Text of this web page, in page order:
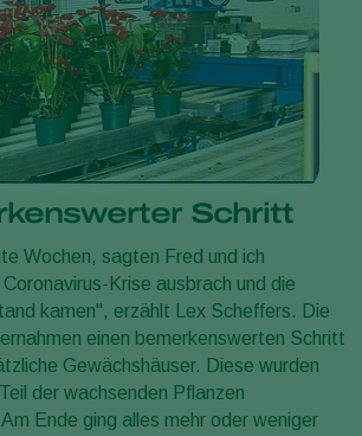
Schritt
Wochen, sagten Fred und ich
Krise ausbrach und die
kamen", erzählt Lex Scheffers. Die
einen bemerkenswerten Schritt
Gewächshäuser. Diese wurden
der wachsenden Pflanzen
Ende ging alles mehr oder weniger